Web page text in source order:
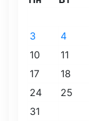
3
4
10
11
17
18
24
25
31